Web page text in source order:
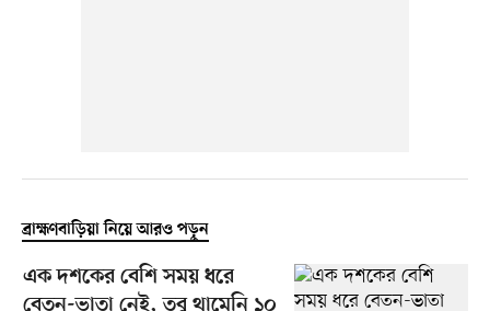
ব্রাহ্মণবাড়িয়া নিয়ে আরও পড়ুন
এক দশকের বেশি সময় ধরে